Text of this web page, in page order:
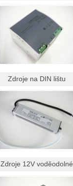
Zdroje na DIN lištu
Zdroje 12V voděodolné